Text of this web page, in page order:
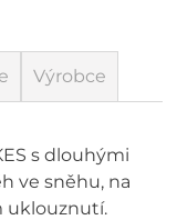
Výrobce
s dlouhými
ve sněhu, na
uklouznutí.